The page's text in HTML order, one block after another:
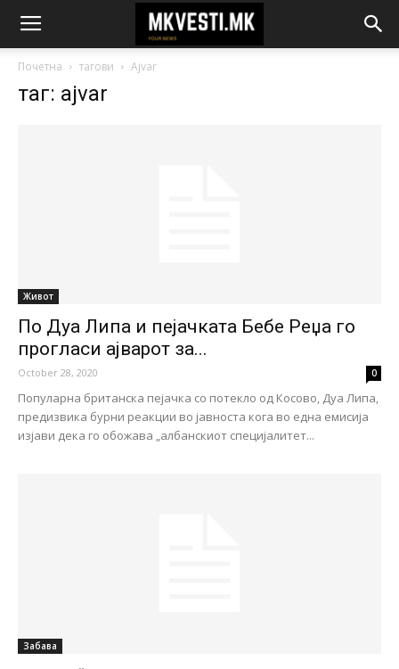
Почетна тагови Ajvar
таг: ajvar
Живот
По Дуа Липа и пејачката Бебе Реџа го
прогласи ајварот за...
October 28, 2020 0
Популарна британска пејачка со потекло од Косово, Дуа Липа,
предизвика бурни реакции во јавноста кога во една емисија
изјави дека го обожава „албанскиот специјалитет...
Забава